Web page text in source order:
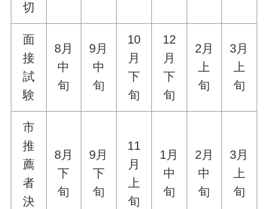
切
面
接
試
験
8月
中
旬
9月
中
旬
10
月
下
旬
12
月
下
旬
2月
上
旬
3月
上
旬
市
推
薦
者
決
8月
下
旬
9月
下
旬
11
月
上
旬
1月
中
旬
2月
中
旬
3月
上
旬